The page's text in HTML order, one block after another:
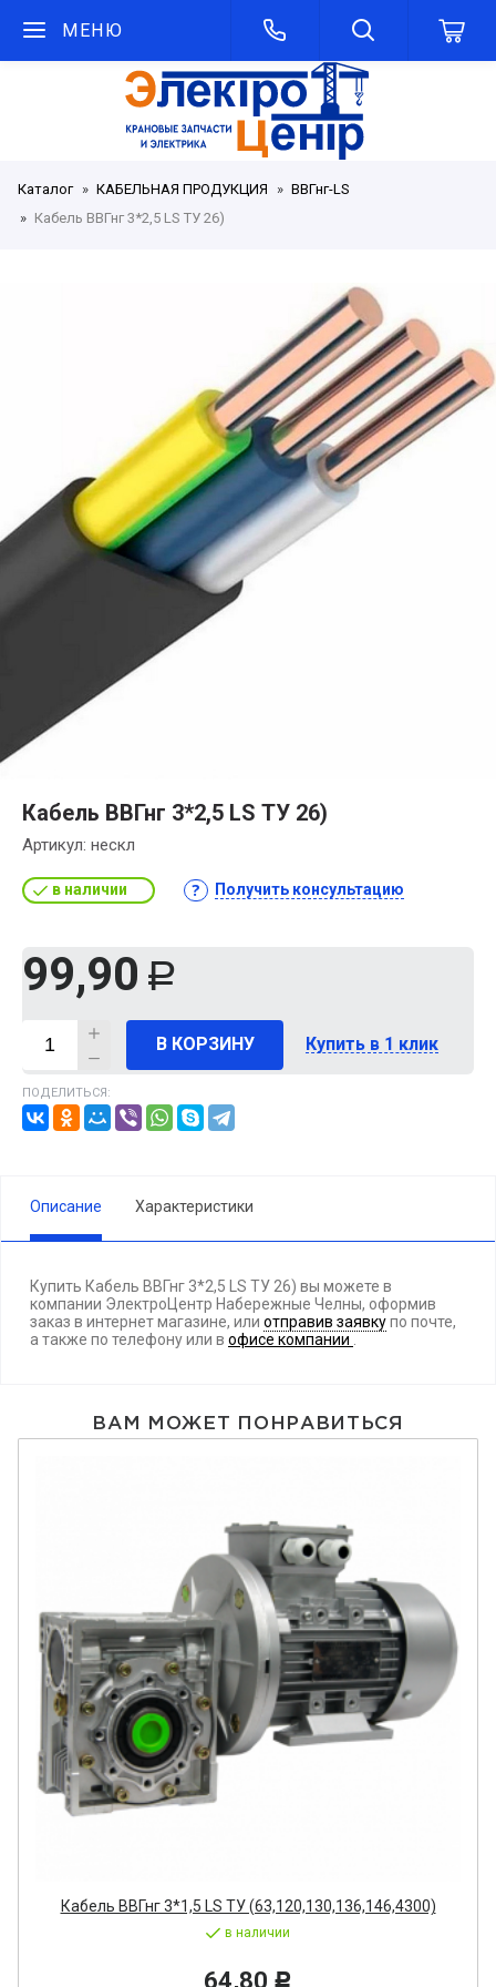
МЕНЮ
Каталог КАБЕЛЬНАЯ ПРОДУКЦИЯ
ВВГнг-LS
Кабель ВВГнг 3*2,5 LS ТУ 26)
Кабель ВВГнг 3*2,5 LS ТУ 26)
Артикул: нескл
в наличии Получить консультацию
99,90 Р
В КОРЗИНУ Купить в 1 клик
ПОДЕЛИТЬСЯ:
Описание Характеристики
Купить Кабель ВВГнг 3*2,5 LS ТУ 26) вы можете в
компании ЭлектроЦентр Набережные Челны, оформив
заказ в интернет магазине, или отправив заявкупо почте,
а также по телефонуили в офисе компании
ВАМ МОЖЕТ ПОНРАВИТЬСЯ
Кабель ВВГнг 3*1,5 LS ТУ (63,120,130,136,146,4300)
в наличии
64,80 Р